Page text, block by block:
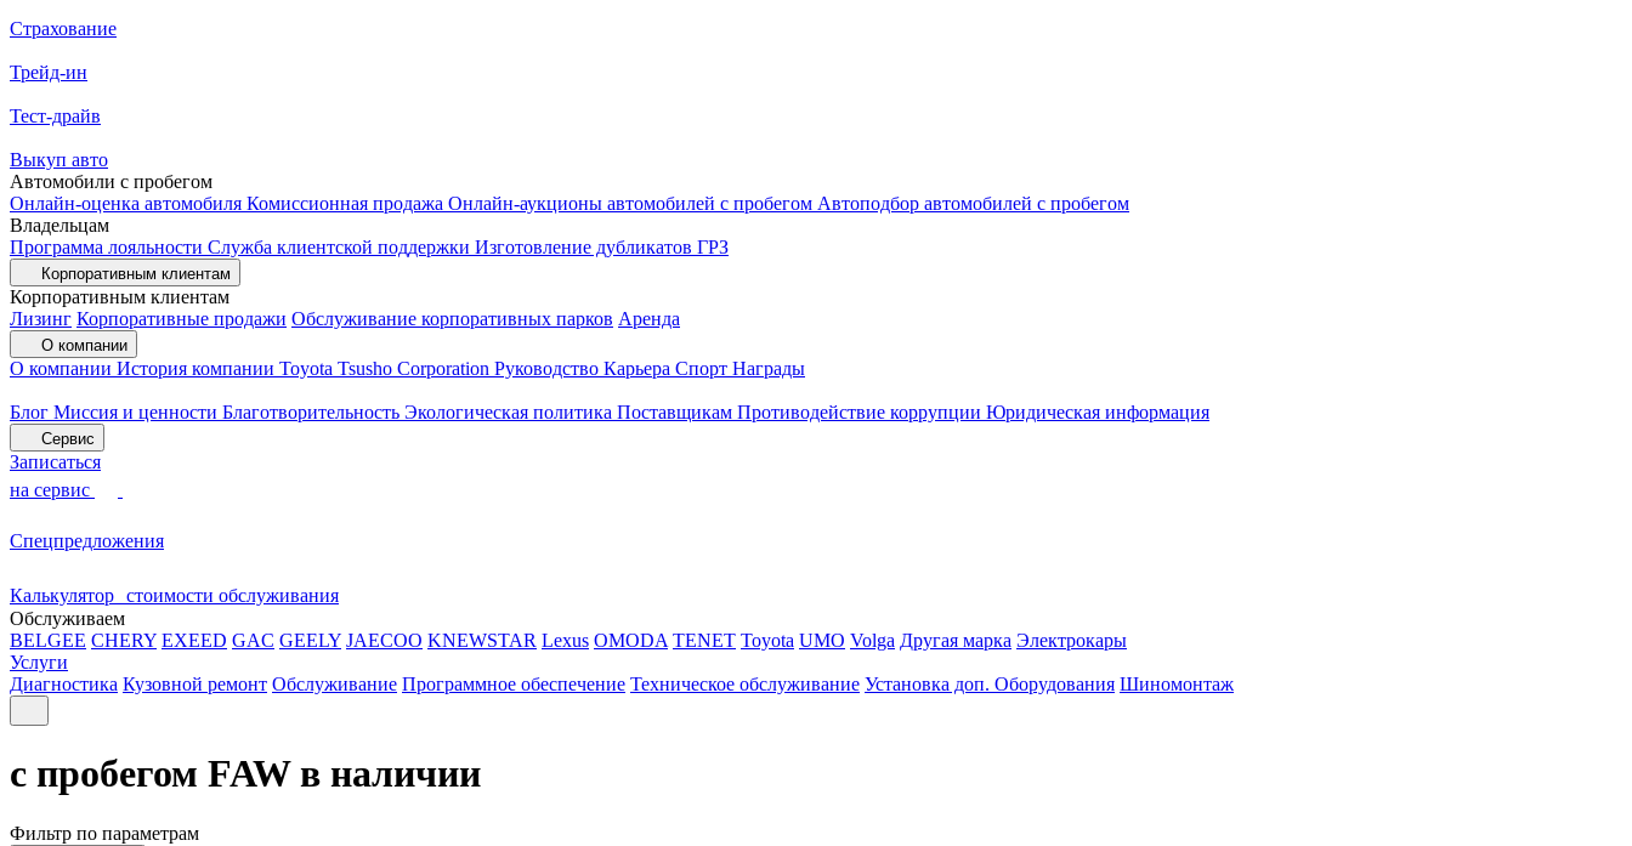
Страхование
Трейд-ин
Тест-драйв
Выкуп авто
Автомобили с пробегом
Онлайн-оценка автомобиля Комиссионная продажа Онлайн-аукционы автомобилей с пробегом Автоподбор автомобилей с пробегом
Владельцам
Программа лояльности Служба клиентской поддержки Изготовление дубликатов ГРЗ
Корпоративным клиентам
Корпоративным клиентам
Лизинг Корпоративные продажи Обслуживание корпоративных парков Аренда
О компании
О компании История компании Toyota Tsusho Corporation Руководство Карьера Спорт Награды
Блог Миссия и ценности Благотворительность Экологическая политика Поставщикам Противодействие коррупции Юридическая информация
Сервис
Записаться
на сервис
Спецпредложения
Калькулятор стоимости обслуживания
Обслуживаем
BELGEE CHERY EXEED GAC GEELY JAECOO KNEWSTAR Lexus OMODA TENET Toyota UMO Volga Другая марка Электрокары
Услуги
Диагностика Кузовной ремонт Обслуживание Программное обеспечение Техническое обслуживание Установка доп. Оборудования Шиномонтаж
с пробегом FAW в наличии
Фильтр по параметрам